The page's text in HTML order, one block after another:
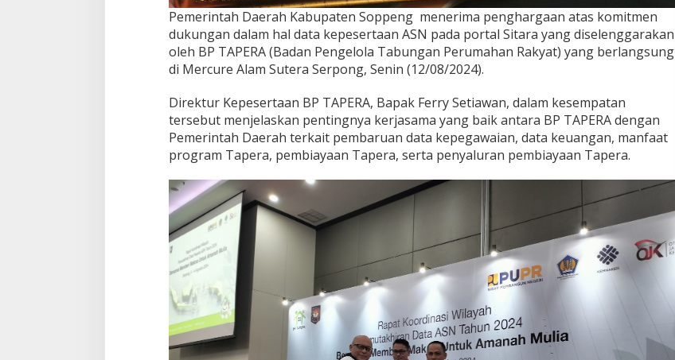
Pemerintah Daerah Kabupaten Soppeng menerima penghargaan atas komitmen
dukungan dalam hal data kepesertaan ASN pada portal Sitara yang diselenggarakan
oleh BP TAPERA (Badan Pengelola Tabungan Perumahan Rakyat) yang berlangsung
di Mercure Alam Sutera Serpong, Senin (12/08/2024).
Direktur Kepesertaan BP TAPERA, Bapak Ferry Setiawan, dalam kesempatan
tersebut menjelaskan pentingnya kerjasama yang baik antara BP TAPERA dengan
Pemerintah Daerah terkait pembaruan data kepegawaian, data keuangan, manfaat
program Tapera, pembiayaan Tapera, serta penyaluran pembiayaan Tapera.